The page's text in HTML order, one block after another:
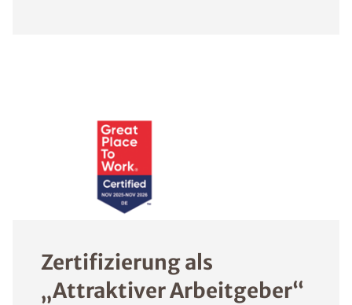
Zertifizierung als
„Attraktiver Arbeitgeber“